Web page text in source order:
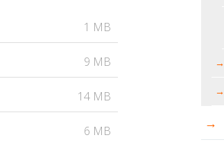
1 MB
9 MB
14 MB
6 MB